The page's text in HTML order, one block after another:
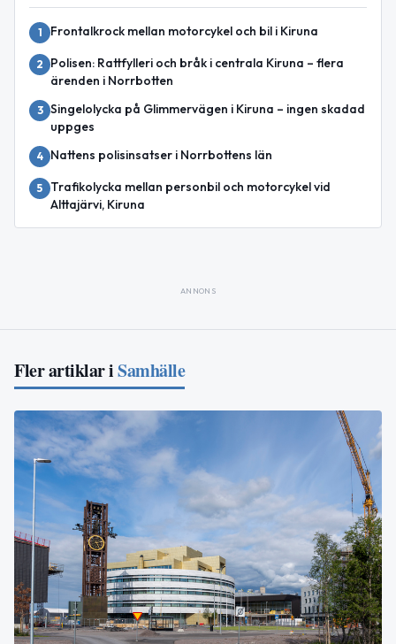
1 Frontalkrock mellan motorcykel och bil i Kiruna
2
Polisen: Rattfylleri och bråk i centrala Kiruna – flera
ärenden i Norrbotten
3 Singelolycka på Glimmervägen i Kiruna – ingen skadad
uppges
4 Nattens polisinsatser i Norrbottens län
5
Trafikolycka mellan personbil och motorcykel vid
Alttajärvi, Kiruna
ANNONS
Fler artiklar iSamhälle